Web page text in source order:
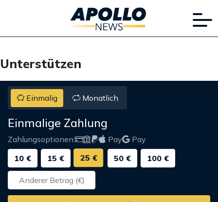
Unterstützen
Einmalig Monatlich
Einmalige Zahlung
Zahlungsoptionen: Pay
Pay
10 €
15 € 25 € 50 € 100 €